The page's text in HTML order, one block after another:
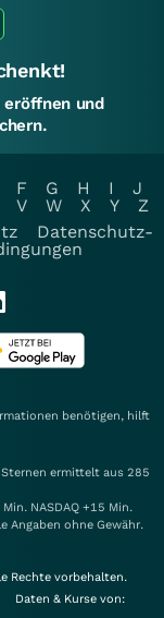
eröffnen und
F G H I
J
V W X Y
Z
Datenschutz-
benötigen, hilft
ermittelt aus 285
NASDAQ +15 Min.
Angaben ohne Gewähr.
Rechte vorbehalten.
Daten & Kurse von: